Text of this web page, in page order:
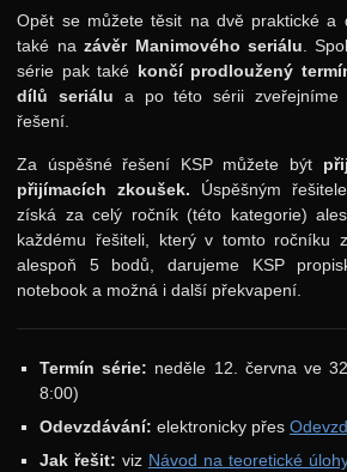
Opět se můžete těsit na dvě praktické a
také nazávěr Manimového seriálu .
série pak také končí prodloužený
dílů seriálu a po této sérii zveřejníme
řešení.
Za úspěšné řešení KSP můžete být
přijímacích zkoušek. Úspěšným
získá za celý ročník (této kategorie)
každému řešiteli, který v tomto ročníku
alespoň 5 bodů, darujeme KSP
notebook a možná i další překvapení.
Termín série: neděle 12. června ve
8:00)
Odevzdávání: elektronicky přes
Jak řešit: viz Návod na teoretické
37. ročník: 24/25
36. ročník: 23/24
35. ročník: 22/23
34. ročník: 21/22
Zadání 1. série
Řešení
Řešení
Výsledky
Výsledky soutěžní úlohy